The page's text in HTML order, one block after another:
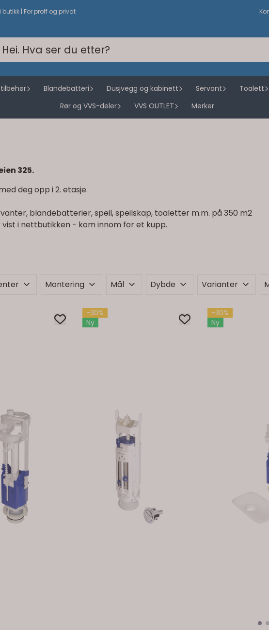
butikk | For proff og privat
Blandebatteri Dusjvegg og kabinett Servant Toalett
Rør og VVS-deler
VVS OUTLET Merker
325.
deg opp i 2. etasje.
blandebatterier, speil, speilskap, toaletter m.m. på 350 m2
i nettbutikken - kom innom for et kupp.
Montering Mål Dybde Varianter
-30%
Ny
-30%
Ny